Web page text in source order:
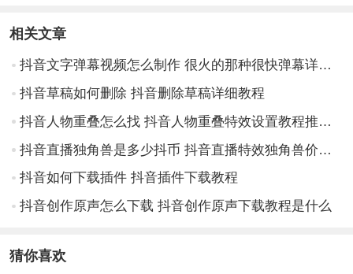
相关文章
抖音文字弹幕视频怎么制作 很火的那种很快弹幕详细教程
抖音草稿如何删除 抖音删除草稿详细教程
抖音人物重叠怎么找 抖音人物重叠特效设置教程推荐介绍
抖音直播独角兽是多少抖币 抖音直播特效独角兽价格介绍
抖音如何下载插件 抖音插件下载教程
抖音创作原声怎么下载 抖音创作原声下载教程是什么
猜你喜欢